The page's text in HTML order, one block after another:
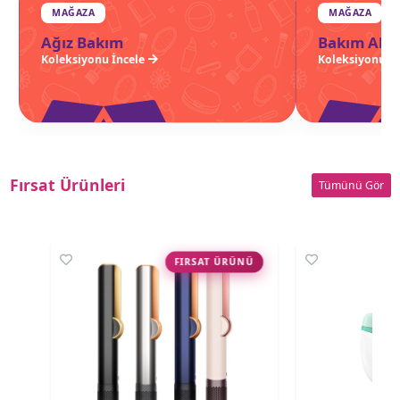
MAĞAZA
Ağız Bakım
Koleksiyonu İncele
MAĞAZA
Bakım
Koleksiyonu
Fırsat Ürünleri Tümünü Gör
FIRSAT ÜRÜNÜ